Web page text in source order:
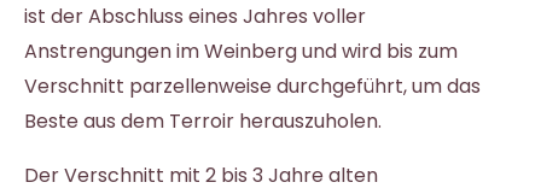
ist der Abschluss eines Jahres voller
Anstrengungen im Weinberg und wird bis zum
Verschnitt parzellenweise durchgeführt, um das
Beste aus dem Terroir herauszuholen.
Der Verschnitt mit 2 bis 3 Jahre alten